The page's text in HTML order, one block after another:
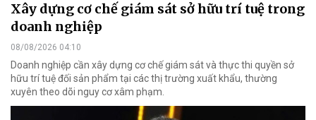
Xây dựng cơ chế giám sát sở hữu trí tuệ trong
doanh nghiệp
08/08/2026 04:10
Doanh nghiệp cần xây dựng cơ chế giám sát và thực thi quyền sở
hữu trí tuệ đối sản phẩm tại các thị trường xuất khẩu, thường
xuyên theo dõi nguy cơ xâm phạm.